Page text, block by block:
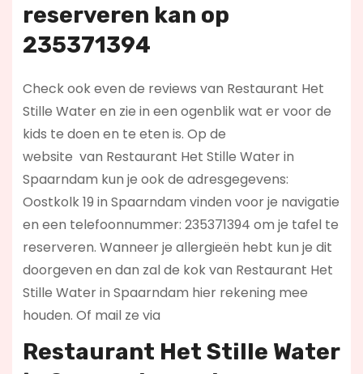
reserveren kan op
235371394
Check ook even de reviews van Restaurant Het
Stille Water en zie in een ogenblik wat er voor de
kids te doen en te eten is. Op de
website van Restaurant Het Stille Water in
Spaarndam kun je ook de adresgegevens:
Oostkolk 19 in Spaarndam vinden voor je navigatie
en een telefoonnummer: 235371394 om je tafel te
reserveren. Wanneer je allergieën hebt kun je dit
doorgeven en dan zal de kok van Restaurant Het
Stille Water in Spaarndam hier rekening mee
houden. Of mail ze via
Restaurant Het Stille Water